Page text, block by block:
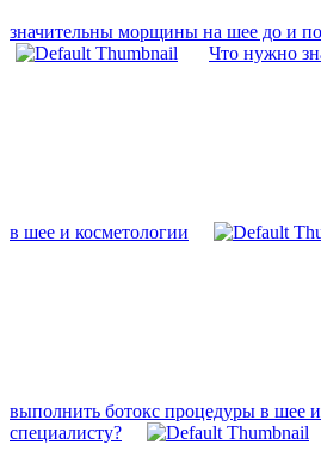
значительны морщины на шее до и
Что нужно
в шее и косметологии
выполнить ботокс процедуры в шее и
специалисту?